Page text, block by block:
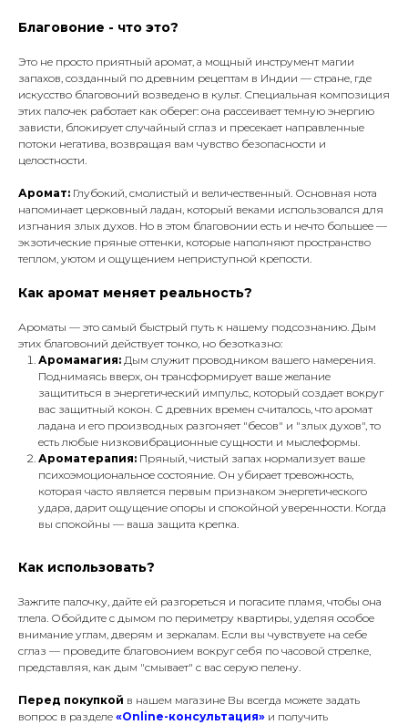
Благовоние - что это?
Это не просто приятный аромат, а мощный инструмент магии
запахов, созданный по древним рецептам в Индии — стране, где
искусство благовоний возведено в культ. Специальная композиция
этих палочек работает как оберег: она рассеивает темную энергию
зависти, блокирует случайный сглаз и пресекает направленные
потоки негатива, возвращая вам чувство безопасности и
целостности.
Аромат: Глубокий, смолистый и величественный. Основная нота
напоминает церковный ладан, который веками использовался для
изгнания злых духов. Но в этом благовонии есть и нечто большее —
экзотические пряные оттенки, которые наполняют пространство
теплом, уютом и ощущением неприступной крепости.
Как аромат меняет реальность?
Ароматы — это самый быстрый путь к нашему подсознанию. Дым
этих благовоний действует тонко, но безотказно:
Аромамагия: Дым служит проводником вашего намерения.
Поднимаясь вверх, он трансформирует ваше желание
защититься в энергетический импульс, который создает вокруг
вас защитный кокон. С древних времен считалось, что аромат
ладана и его производных разгоняет "бесов" и "злых духов", то
есть любые низковибрационные сущности и мыслеформы.
Ароматерапия: Пряный, чистый запах нормализует ваше
психоэмоциональное состояние. Он убирает тревожность,
которая часто является первым признаком энергетического
удара, дарит ощущение опоры и спокойной уверенности. Когда
вы спокойны — ваша защита крепка.
Как использовать?
Зажгите палочку, дайте ей разгореться и погасите пламя, чтобы она
тлела. Обойдите с дымом по периметру квартиры, уделяя особое
внимание углам, дверям и зеркалам. Если вы чувствуете на себе
сглаз — проведите благовонием вокруг себя по часовой стрелке,
представляя, как дым "смывает" с вас серую пелену.
Перед покупкой в нашем магазине Вы всегда можете задать
вопрос в разделе «Online-консультация» и получить